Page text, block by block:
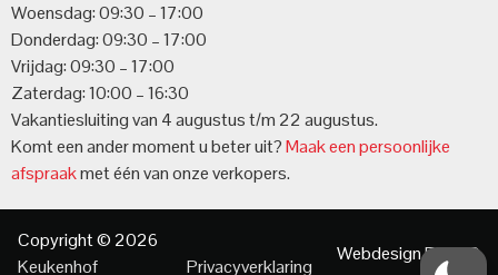
Woensdag: 09:30 – 17:00
Donderdag: 09:30 – 17:00
Vrijdag: 09:30 – 17:00
Zaterdag: 10:00 – 16:30
Vakantiesluiting van 4 augustus t/m 22 augustus.
Komt een ander moment u beter uit?Maak een persoonlijke
afspraakmet één van onze verkopers.
Copyright © 2026
Keukenhof
Privacyverklaring
WebdesignEssie Q